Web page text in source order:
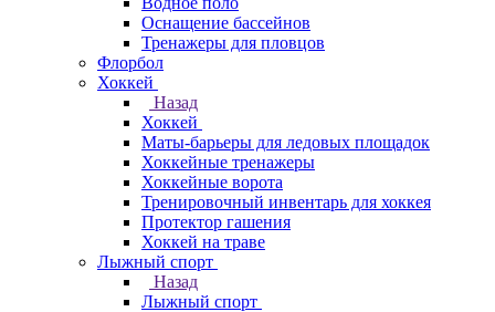
Оснащение бассейнов
Тренажеры для пловцов
Флорбол
Хоккей
Назад
Хоккей
Маты-барьеры для ледовых площадок
Хоккейные тренажеры
Хоккейные ворота
Тренировочный инвентарь для хоккея
Протектор гашения
Хоккей на траве
Лыжный спорт
Назад
Лыжный спорт